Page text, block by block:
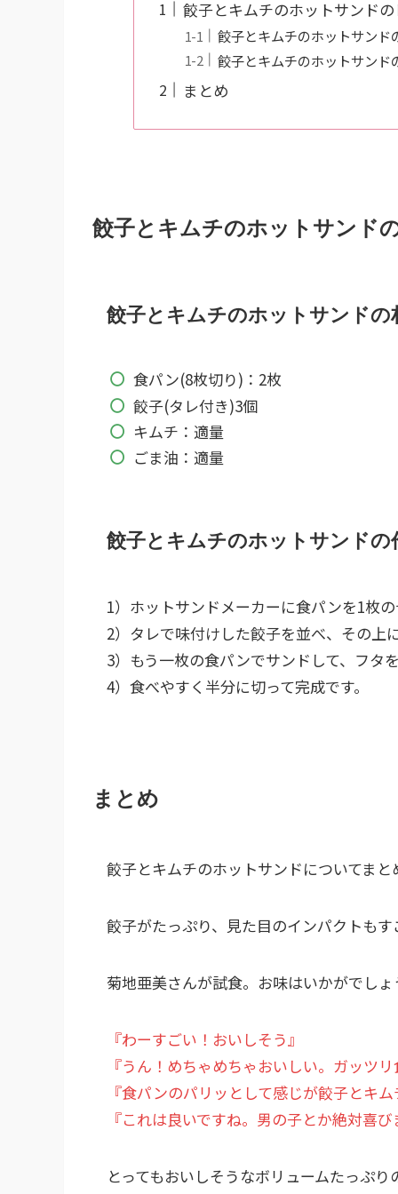
餃子とキムチのホットサンド
餃子とキムチのホットサンド
餃子とキムチのホットサンド
まとめ
餃子とキムチのホットサンド
餃子とキムチのホットサンドの
食パン(8枚切り)：2枚
餃子(タレ付き)3個
キムチ：適量
ごま油：適量
餃子とキムチのホットサンドの
1）ホットサンドメーカーに食パンを1枚
2）タレで味付けした餃子を並べ、その上
3）もう一枚の食パンでサンドして、フタ
4）食べやすく半分に切って完成です。
まとめ
餃子とキムチのホットサンドについてまと
餃子がたっぷり、見た目のインパクトも
菊地亜美さんが試食。お味はいかがでし
『わーすごい！おいしそう』
『うん！めちゃめちゃおいしい。ガッツ
『食パンのパリッとして感じが餃子とキ
『これは良いですね。男の子とか絶対喜
とってもおいしそうなボリュームたっぷ